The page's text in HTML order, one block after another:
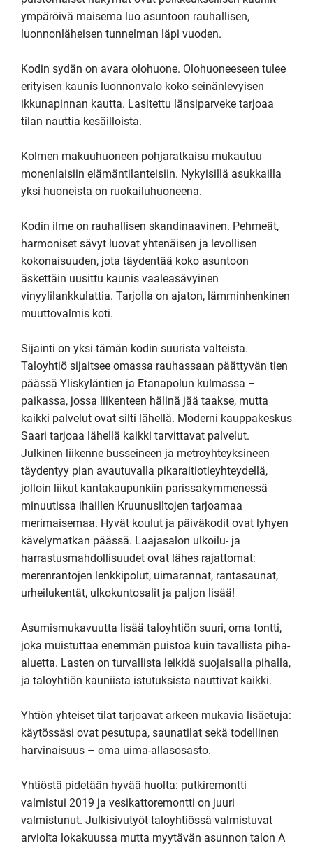
ympäröivä maisema luo asuntoon rauhallisen,
luonnonläheisen tunnelman läpi vuoden.
Kodin sydän on avara olohuone. Olohuoneeseen tulee
erityisen kaunis luonnonvalo koko seinänlevyisen
ikkunapinnan kautta. Lasitettu länsiparveke tarjoaa
tilan nauttia kesäilloista.
Kolmen makuuhuoneen pohjaratkaisu mukautuu
monenlaisiin elämäntilanteisiin. Nykyisillä asukkailla
yksi huoneista on ruokailuhuoneena.
Kodin ilme on rauhallisen skandinaavinen. Pehmeät,
harmoniset sävyt luovat yhtenäisen ja levollisen
kokonaisuuden, jota täydentää koko asuntoon
äskettäin uusittu kaunis vaaleasävyinen
vinyylilankkulattia. Tarjolla on ajaton, lämminhenkinen
muuttovalmis koti.
Sijainti on yksi tämän kodin suurista valteista.
Taloyhtiö sijaitsee omassa rauhassaan päättyvän tien
päässä Yliskyläntien ja Etanapolun kulmassa –
paikassa, jossa liikenteen hälinä jää taakse, mutta
kaikki palvelut ovat silti lähellä. Moderni kauppakeskus
Saari tarjoaa lähellä kaikki tarvittavat palvelut.
Julkinen liikenne busseineen ja metroyhteyksineen
täydentyy pian avautuvalla pikaraitiotieyhteydellä,
jolloin liikut kantakaupunkiin parissakymmenessä
minuutissa ihaillen Kruunusiltojen tarjoamaa
merimaisemaa. Hyvät koulut ja päiväkodit ovat lyhyen
kävelymatkan päässä. Laajasalon ulkoilu- ja
harrastusmahdollisuudet ovat lähes rajattomat:
merenrantojen lenkkipolut, uimarannat, rantasaunat,
urheilukentät, ulkokuntosalit ja paljon lisää!
Asumismukavuutta lisää taloyhtiön suuri, oma tontti,
joka muistuttaa enemmän puistoa kuin tavallista piha-
aluetta. Lasten on turvallista leikkiä suojaisalla pihalla,
ja taloyhtiön kauniista istutuksista nauttivat kaikki.
Yhtiön yhteiset tilat tarjoavat arkeen mukavia lisäetuja:
käytössäsi ovat pesutupa, saunatilat sekä todellinen
harvinaisuus – oma uima-allasosasto.
Yhtiöstä pidetään hyvää huolta: putkiremontti
valmistui 2019 ja vesikattoremontti on juuri
valmistunut. Julkisivutyöt taloyhtiössä valmistuvat
arviolta lokakuussa mutta myytävän asunnon talon A